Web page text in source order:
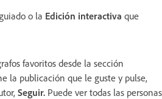
o la Edición interactiva que
favoritos desde la sección
la publicación que le guste y pulse,
Seguir. Puede ver todas las personas